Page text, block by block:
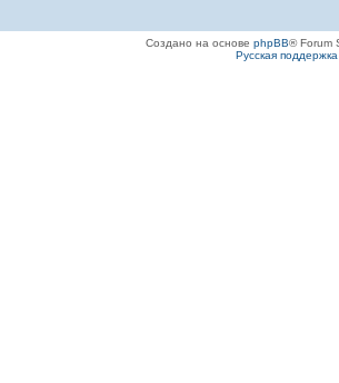
Создано на основе phpBB® Forum
Русская